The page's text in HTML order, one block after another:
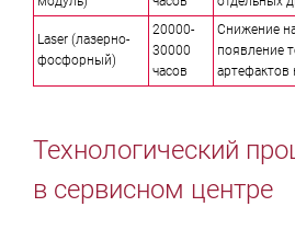
Laser (лазерно-
фосфорный)
20000-
30000
часов
Снижение
появление
артефактов
Технологический
в сервисном центре